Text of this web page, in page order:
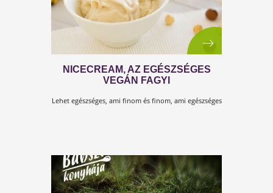
Mindössze 3 összetevőből szupergyorsan